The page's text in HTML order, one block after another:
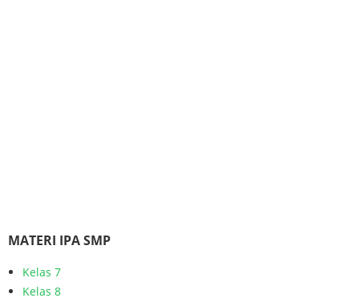
MATERI IPA SMP
Kelas 7
Kelas 8